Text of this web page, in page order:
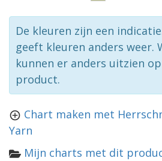
De kleuren zijn een
geeft kleuren anders weer.
kunnen er anders uitzien
product.
Chart maken met
Yarn
Mijn charts met dit